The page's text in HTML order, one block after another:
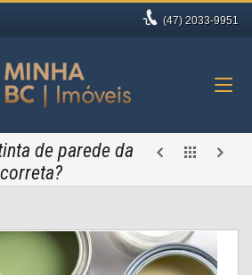
(47) 2033-9951
de parede da